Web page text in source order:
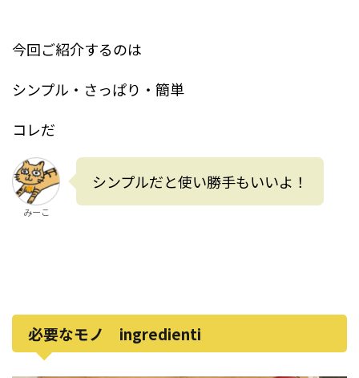
今回ご紹介するのは
シンプル・さっぱり・簡単
コレだ
みーこ
シンプルだと使い勝手もいいよ！
必要なモノ ingredienti